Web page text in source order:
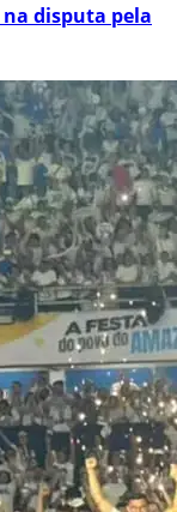
disputa pela